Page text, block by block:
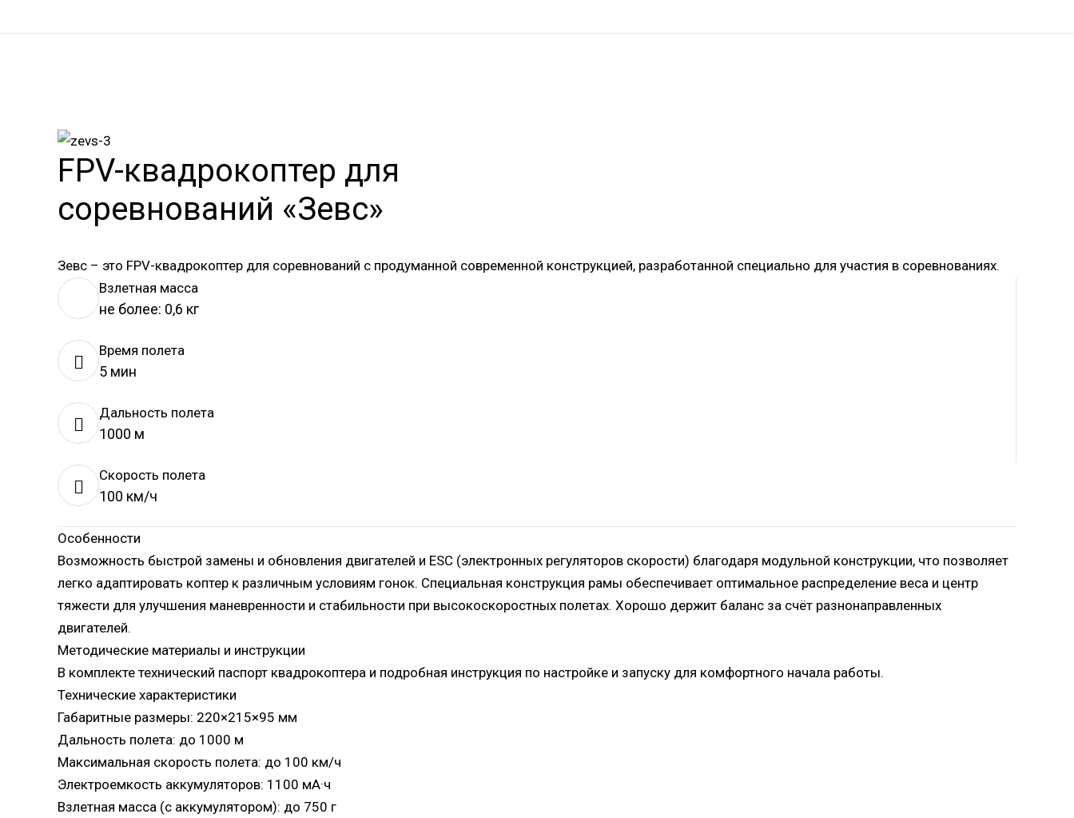
FPV-квадрокоптер для
соревнований «Зевс»
Зевс – это FPV-квадрокоптер для соревнований с продуманной современной конструкцией, разработанной специально для участия в соревнованиях.
Взлетная масса
не более: 0,6 кг
Время полета
5 мин
Дальность полета
1000 м
Скорость полета
100 км/ч
Особенности
Возможность быстрой замены и обновления двигателей и ESC (электронных регуляторов скорости) благодаря модульной конструкции, что позволяет
легко адаптировать коптер к различным условиям гонок. Специальная конструкция рамы обеспечивает оптимальное распределение веса и центр
тяжести для улучшения маневренности и стабильности при высокоскоростных полетах. Хорошо держит баланс за счёт разнонаправленных
двигателей.
Методические материалы и инструкции
В комплекте технический паспорт квадрокоптера и подробная инструкция по настройке и запуску для комфортного начала работы.
Технические характеристики
Габаритные размеры: 220×215×95 мм
Дальность полета: до 1000 м
Максимальная скорость полета: до 100 км/ч
Электроемкость аккумуляторов: 1100 мА·ч
Взлетная масса (с аккумулятором): до 750 г